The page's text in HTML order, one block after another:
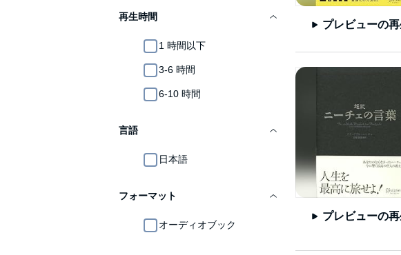
再生時間
1 時間以下
3-6 時間
6-10 時間
言語
日本語
フォーマット
オーディオブック
プレビューの
プレビューの